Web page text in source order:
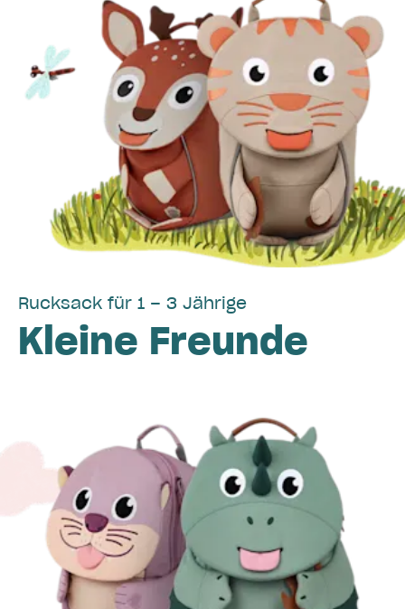
Rucksack für 1 – 3 Jährige
Kleine Freunde